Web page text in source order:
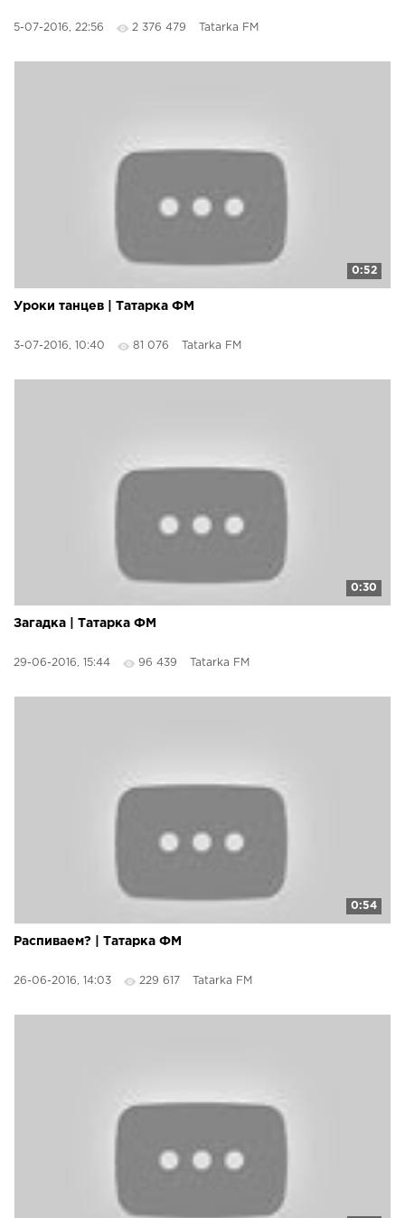
5-07-2016, 22:56 2 376 479 Tatarka FM
0:52
Уроки танцев | Татарка ФМ
3-07-2016, 10:40 81 076 Tatarka FM
0:30
Загадка | Татарка ФМ
29-06-2016, 15:44 96 439 Tatarka FM
0:54
Распиваем? | Татарка ФМ
26-06-2016, 14:03 229 617 Tatarka FM